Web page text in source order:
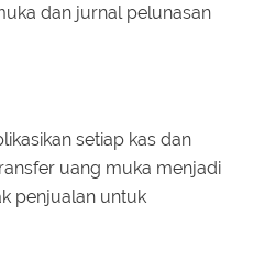
dan jurnal pelunasan
setiap kas dan
uang muka menjadi
penjualan untuk